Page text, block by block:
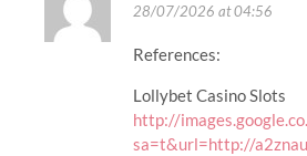
28/07/2026 at 04:56
References:
Lollybet Casino Slots
http://
sa=t&url=http://